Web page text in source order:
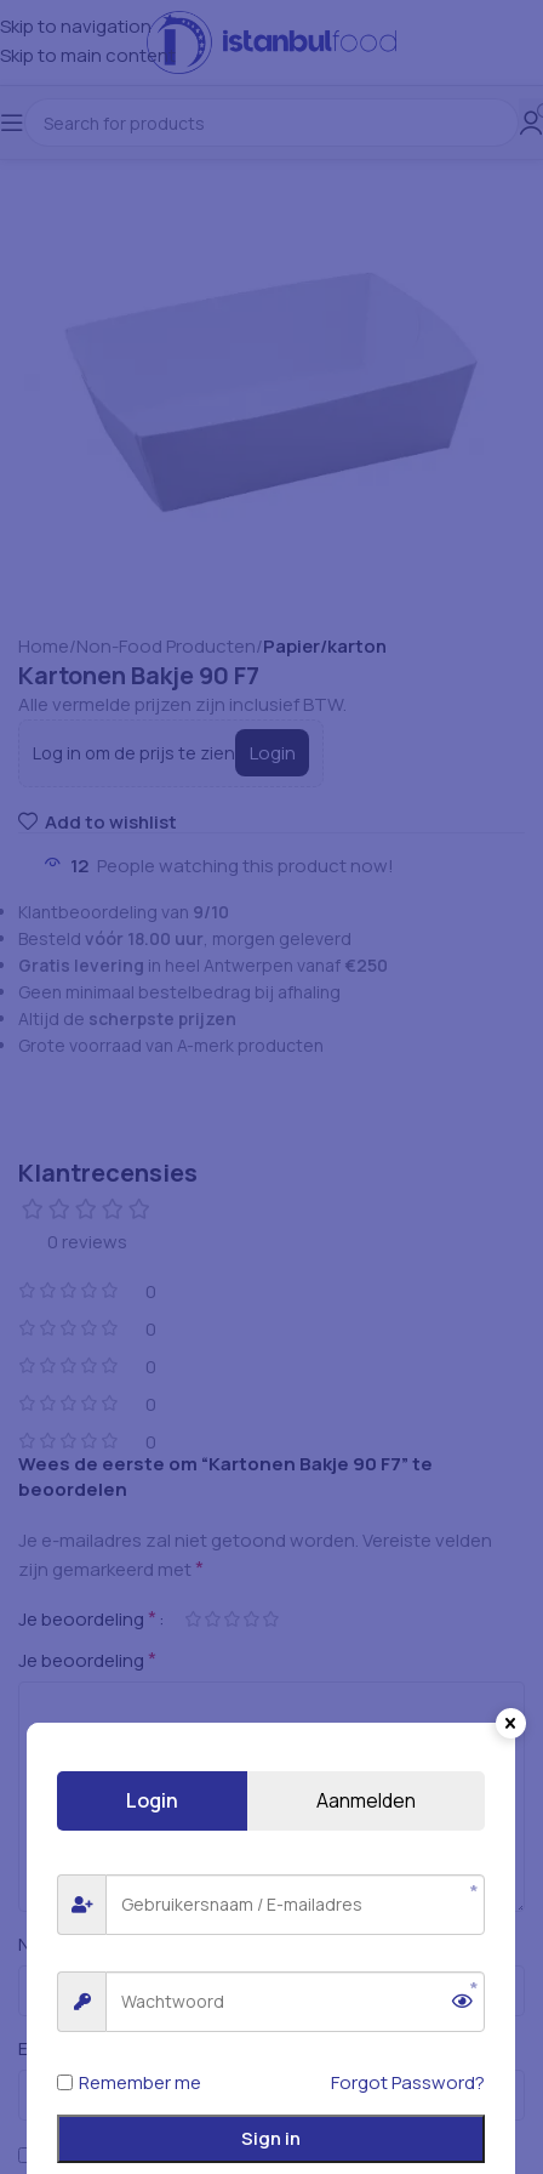
Skip to navigation
Skip to main content
Home Non-Food Producten Papier/karton
Kartonen Bakje 90 F7
Alle vermelde prijzen zijn inclusief BTW.
Log in om de prijs te zien Login
Add to wishlist
12 People watching this product now!
Klantbeoordeling van 9/10
Besteld vóór 18.00 uur, morgen geleverd
Gratis levering in heel Antwerpen vanaf €250
Geen minimaal bestelbedrag bij afhaling
Altijd de scherpste prijzen
Grote voorraad van A-merk producten
Klantrecensies
0 reviews
0
0
0
0
0
Wees de eerste om “Kartonen Bakje 90 F7” te
beoordelen
Je e-mailadres zal niet getoond worden.Vereiste velden
zijn gemarkeerd met *
Je beoordeling *
Je beoordeling *
Naam *
E-mail
Mijn naam, e-mailadres en website opslaan in deze
Login Aanmelden
Remember me Forgot Password?
Sign in